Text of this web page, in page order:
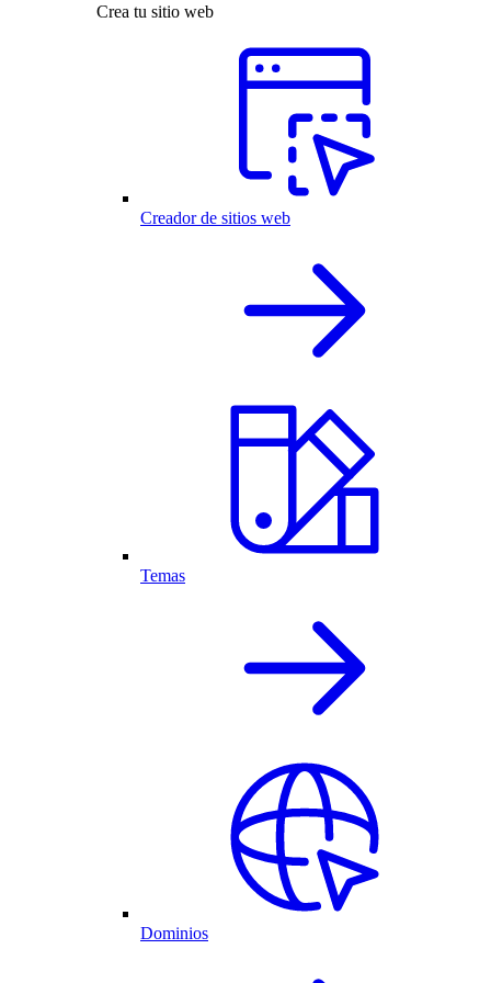
Crea tu sitio web
Creador de sitios web
Temas
Dominios